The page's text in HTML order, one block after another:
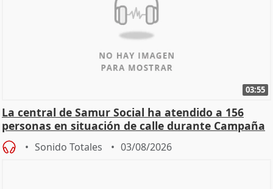
03:55
La central de Samur Social ha atendido a 156
personas en situación de calle durante Campaña
de Calor
Sonido Totales 03/08/2026